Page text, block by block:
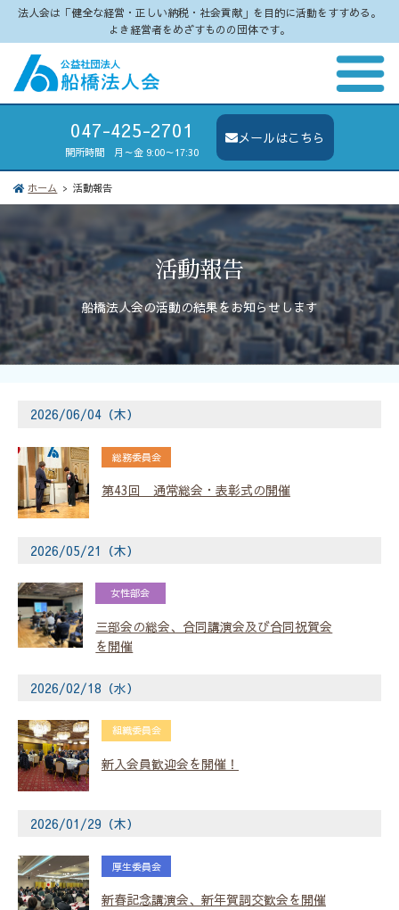
法人会は「健全な経営・正しい納税・社会貢献」を目的に活動をすすめる。
よき経営者をめざすものの団体です。
047-425-2701
開所時間 月～金 9:00～17:30
メールはこちら
ホーム 活動報告
活動報告
船橋法人会の活動の結果をお知らせします
2026/06/04（木）
総務委員会
第43回 通常総会・表彰式の開催
2026/05/21（木）
女性部会
三部会の総会、合同講演会及び合同祝賀会
を開催
2026/02/18（水）
組織委員会
新入会員歓迎会を開催！
2026/01/29（木）
厚生委員会
新春記念講演会、新年賀詞交歓会を開催